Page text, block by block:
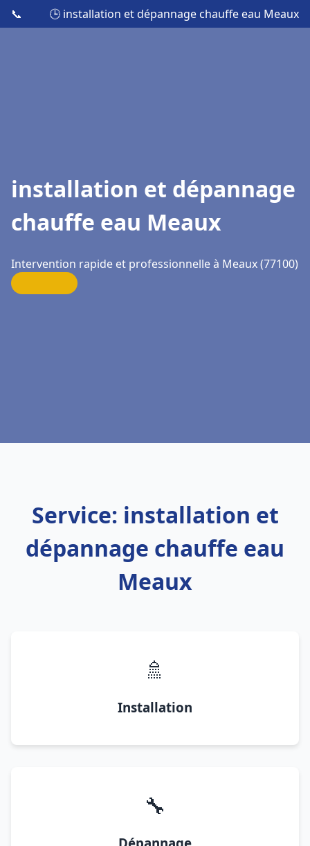
📞 🕒 installation et dépannage chauffe eau Meaux
installation et dépannage
chauffe eau Meaux
Intervention rapide et professionnelle à Meaux (77100)
Service: installation et
dépannage chauffe eau
Meaux
🚿
Installation
🔧